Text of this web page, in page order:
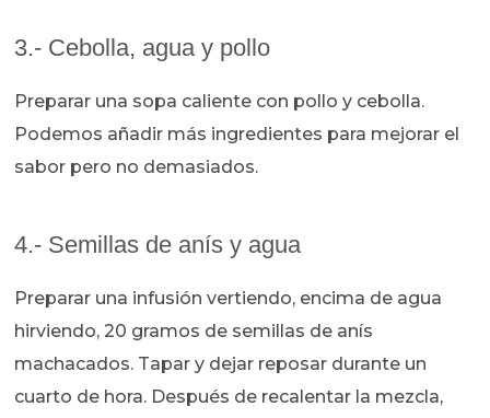
3.- Cebolla, agua y pollo
Preparar una sopa caliente con pollo y cebolla.
Podemos añadir más ingredientes para mejorar el
sabor pero no demasiados.
4.- Semillas de anís y agua
Preparar una infusión vertiendo, encima de agua
hirviendo, 20 gramos de semillas de anís
machacados. Tapar y dejar reposar durante un
cuarto de hora. Después de recalentar la mezcla,